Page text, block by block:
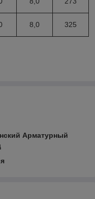
8,0 325
Арматурный